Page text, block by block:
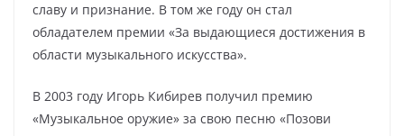
славу и признание. В том же году он стал
обладателем премии «За выдающиеся достижения в
области музыкального искусства».
В 2003 году Игорь Кибирев получил премию
«Музыкальное оружие» за свою песню «Позови